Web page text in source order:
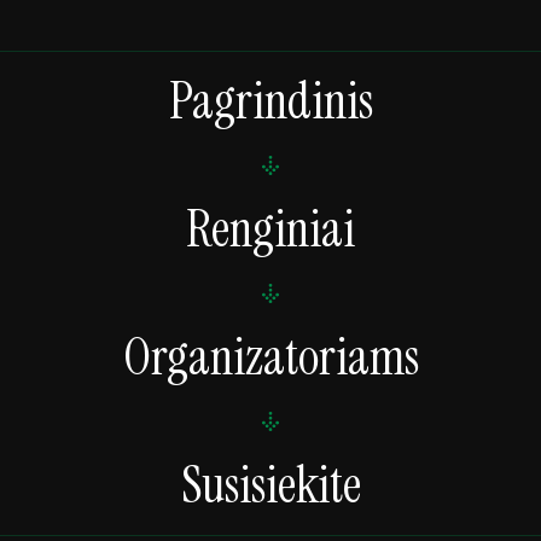
Pagrindinis
Renginiai
Organizatoriams
Susisiekite